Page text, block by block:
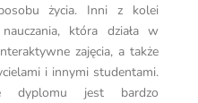
życia. Inni z kolei
która działa w
zajęcia, a także
i innymi studentami.
dyplomu jest bardzo